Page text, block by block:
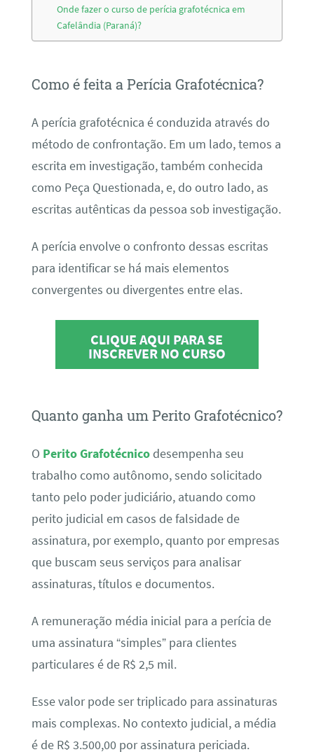
Onde fazer o curso de perícia grafotécnica em
Cafelândia (Paraná)?
Como é feita a Perícia Grafotécnica?
A perícia grafotécnica é conduzida através do
método de confrontação. Em um lado, temos a
escrita em investigação, também conhecida
como Peça Questionada, e, do outro lado, as
escritas autênticas da pessoa sob investigação.
A perícia envolve o confronto dessas escritas
para identificar se há mais elementos
convergentes ou divergentes entre elas.
CLIQUE AQUI PARA SE
INSCREVER NO CURSO
Quanto ganha um Perito Grafotécnico?
O Perito Grafotécnicodesempenha seu
trabalho como autônomo, sendo solicitado
tanto pelo poder judiciário, atuando como
perito judicial em casos de falsidade de
assinatura, por exemplo, quanto por empresas
que buscam seus serviços para analisar
assinaturas, títulos e documentos.
A remuneração média inicial para a perícia de
uma assinatura “simples” para clientes
particulares é de R$ 2,5 mil.
Esse valor pode ser triplicado para assinaturas
mais complexas. No contexto judicial, a média
é de R$ 3.500,00 por assinatura periciada.